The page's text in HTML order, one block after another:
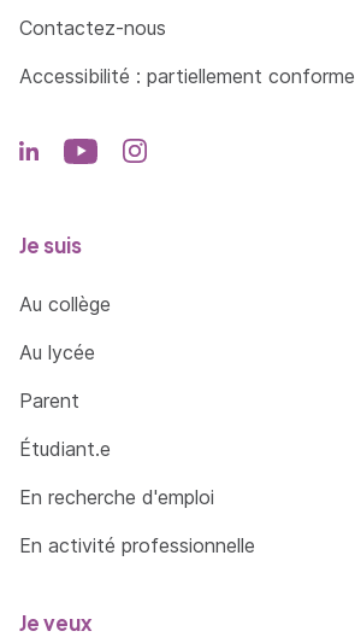
Contactez-nous
Accessibilité : partiellement conforme
Je suis
Au collège
Au lycée
Parent
Étudiant.e
En recherche d'emploi
En activité professionnelle
Je veux